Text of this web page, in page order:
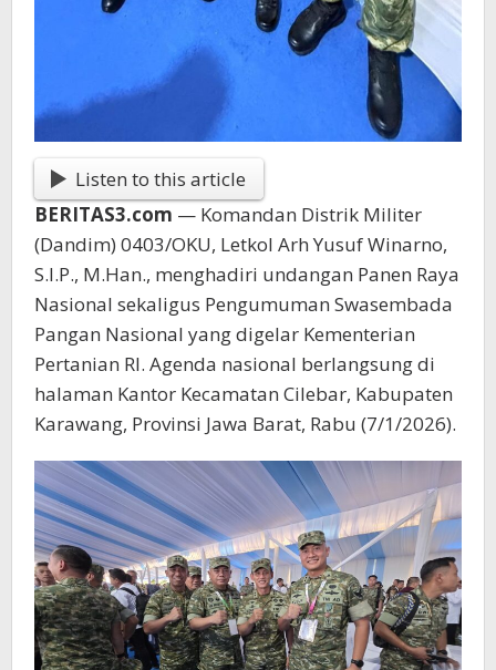
Listen to this article
BERITAS3.com — Komandan Distrik Militer
(Dandim) 0403/OKU, Letkol Arh Yusuf Winarno,
S.I.P., M.Han., menghadiri undangan Panen Raya
Nasional sekaligus Pengumuman Swasembada
Pangan Nasional yang digelar Kementerian
Pertanian RI. Agenda nasional berlangsung di
halaman Kantor Kecamatan Cilebar, Kabupaten
Karawang, Provinsi Jawa Barat, Rabu (7/1/2026).